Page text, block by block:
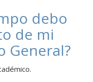
debo
de mi
General?